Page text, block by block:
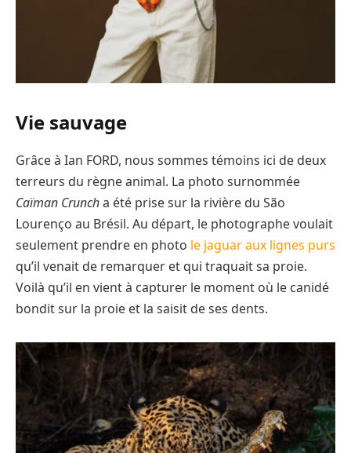
Vie sauvage
Grâce à Ian FORD, nous sommes témoins ici de deux
terreurs du règne animal. La photo surnommée
Caïman Cruncha été prise sur la rivière du São
Lourenço au Brésil. Au départ, le photographe voulait
seulement prendre en photo le jaguar aux lignes purs
qu’il venait de remarquer et qui traquait sa proie.
Voilà qu’il en vient à capturer le moment où le canidé
bondit sur la proie et la saisit de ses dents.